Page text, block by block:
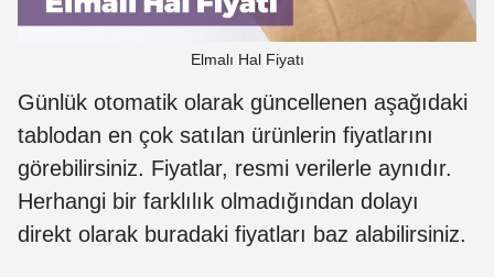
Elmalı Hal Fiyatı
Günlük otomatik olarak güncellenen aşağıdaki
tablodan en çok satılan ürünlerin fiyatlarını
görebilirsiniz. Fiyatlar, resmi verilerle aynıdır.
Herhangi bir farklılık olmadığından dolayı
direkt olarak buradaki fiyatları baz alabilirsiniz.